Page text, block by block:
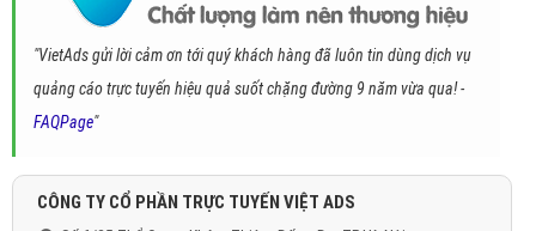
"VietAds gửi lời cảm ơn tới quý khách hàng đã luôn tin dùng dịch vụ
quảng cáo trực tuyến hiệu quả suốt chặng đường 9 năm vừa qua! -
FAQPage"
CÔNG TY CỔ PHẦN TRỰC TUYẾN VIỆT ADS